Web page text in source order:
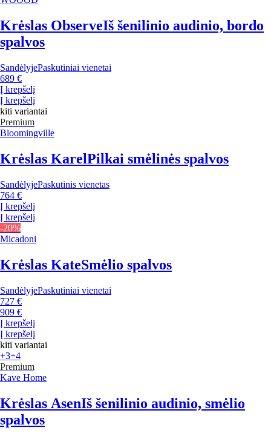
Krėslas ObserveIš šenilinio audinio, bordo
spalvos
SandėlyjePaskutiniai vienetai
689 €
Į krepšelį
Į krepšelį
kiti variantai
Premium
Bloomingville
Krėslas KarelPilkai smėlinės spalvos
SandėlyjePaskutinis vienetas
764 €
Į krepšelį
Į krepšelį
-20%
Micadoni
Krėslas KateSmėlio spalvos
SandėlyjePaskutiniai vienetai
727 €
909 €
Į krepšelį
Į krepšelį
kiti variantai
+3+4
Premium
Kave Home
Krėslas AsenIš šenilinio audinio, smėlio
spalvos